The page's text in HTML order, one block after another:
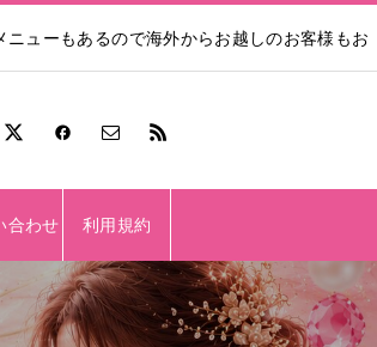
ューもあるので海外からお越しのお客様もお
合わせ 利用規約